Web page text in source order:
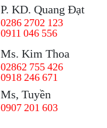
P. KD. Quang Đạt
0286 2702 123
0911 046 556
Ms. Kim Thoa
02862 755 426
0918 246 671
Ms, Tuyền
0907 201 603